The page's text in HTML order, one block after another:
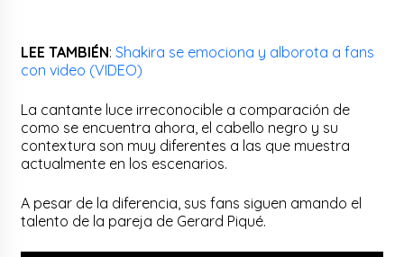
LEE TAMBIÉN: Shakira se emociona y alborota a fans
con video (VIDEO)
La cantante luce irreconocible a comparación de
como se encuentra ahora, el cabello negro y su
contextura son muy diferentes a las que muestra
actualmente en los escenarios.
A pesar de la diferencia, sus fans siguen amando el
talento de la pareja de Gerard Piqué.